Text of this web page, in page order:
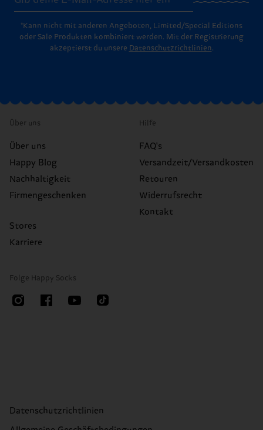
*Kann nicht mit anderen Angeboten, Limited/Special Editions
oder Sale Produkten kombiniert werden. Mit der Registrierung
akzeptierst du unsere Datenschutzrichtlinien.
Über uns
Über uns
Happy Blog
Nachhaltigkeit
Firmengeschenken
Stores
Karriere
Hilfe
FAQ's
Versandzeit/Versandkosten
Retouren
Widerrufsrecht
Kontakt
Folge Happy Socks
Datenschutzrichtlinien